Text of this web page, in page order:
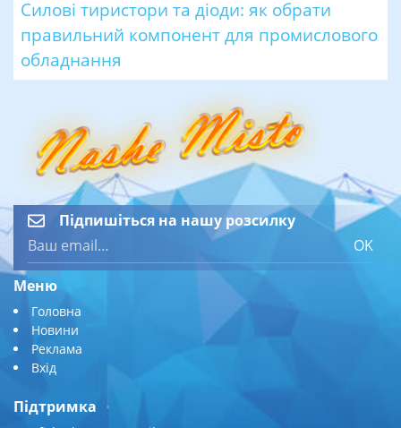
Силові тиристори та діоди: як обрати
правильний компонент для промислового
обладнання
Підпишіться на нашу розсилку
OK
Меню
Головна
Новини
Реклама
Вхід
Підтримка